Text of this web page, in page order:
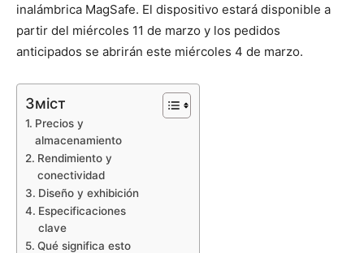
inalámbrica MagSafe. El dispositivo estará disponible a
partir del miércoles 11 de marzo y los pedidos
anticipados se abrirán este miércoles 4 de marzo.
Зміст
Precios y
almacenamiento
Rendimiento y
conectividad
Diseño y exhibición
Especificaciones
clave
Qué significa esto